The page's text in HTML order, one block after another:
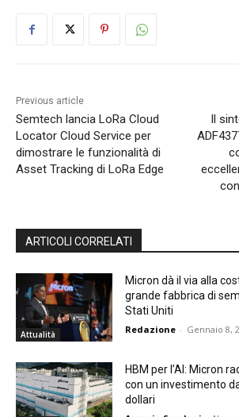
Previous article
Semtech lancia LoRa Cloud
Locator Cloud Service per
dimostrare le funzionalità di
Asset Tracking di LoRa Edge
Il
ARTICOLI CORRELATI
Attualità
Micron dà il via alla
grande fabbrica di
Stati Uniti
Redazione - Gennaio 8,
HBM per l’AI: Micron
con un investimento
dollari